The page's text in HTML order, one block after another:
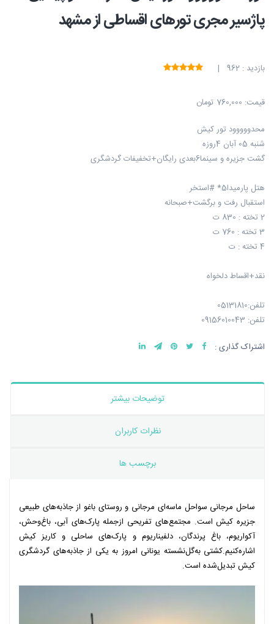
پاژسیر مجری تورهای اقساطی از مشهد
بازدید : 962 |
قیمت: 760,000 تومان
محدووووود تور کیش
شنبه 05 آبان 4روزه
گشت جزیره و سینما6بعدی رایگان+تخفیفات گردشگری
هتل پارمیدا5* #استخر
استقبال رفت و برگشت+صبحانه
2 تخته : 830 ت
3 تخته : 760 ت
4 تخته : ت
نقد+اقساط دلخواه
تلفن:05131810
تلفن: 09156010043
اشتراک گذاری :
توضیحات بیشتر
نظرات کاربران
برچسب ها
ساحل مرجانی سواحل ماسه‌ای مرجانی و روستای باغو از جاذبه‌های طبیعی
جزیره کیش است. مجتمع‌های تفریحی ازجمله پارک‌های آبی، باغ‌وحش،
آکواریوم، باغ پرندگان، دلفیناریوم و پارک‌های ساحلی و کاریز کیش
اشاره‌کنیم.کشتی به‌گل‌نشسته یونانی امروز به یکی از جاذبه‌های گردشگری
کیش تبدیل‌شده است.